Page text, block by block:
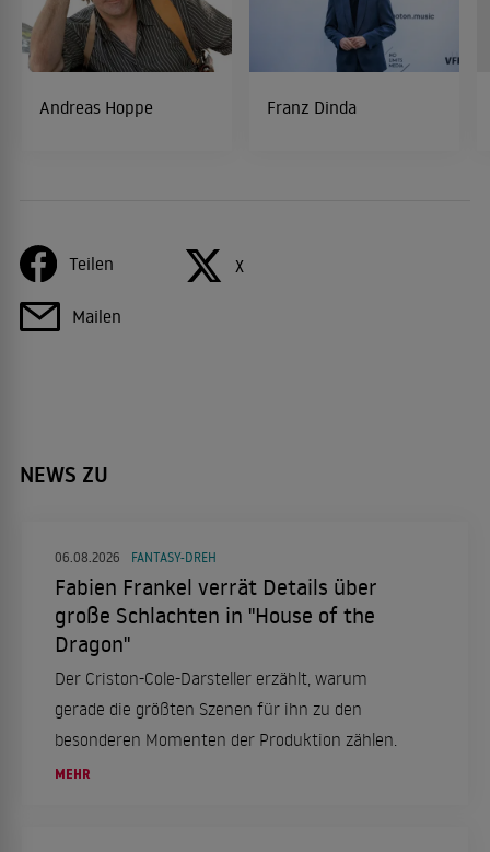
Andreas Hoppe Franz Dinda
Teilen X
Mailen
NEWS ZU
06.08.2026 FANTASY-DREH
Fabien Frankel verrät Details über
große Schlachten in "House of the
Dragon"
Der Criston-Cole-Darsteller erzählt, warum
gerade die größten Szenen für ihn zu den
besonderen Momenten der Produktion zählen.
MEHR